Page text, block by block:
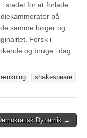
stedet for at forlade
på
samme bøger og
Forsk i
og bruge i dag.
shakespeare
Dynamik →